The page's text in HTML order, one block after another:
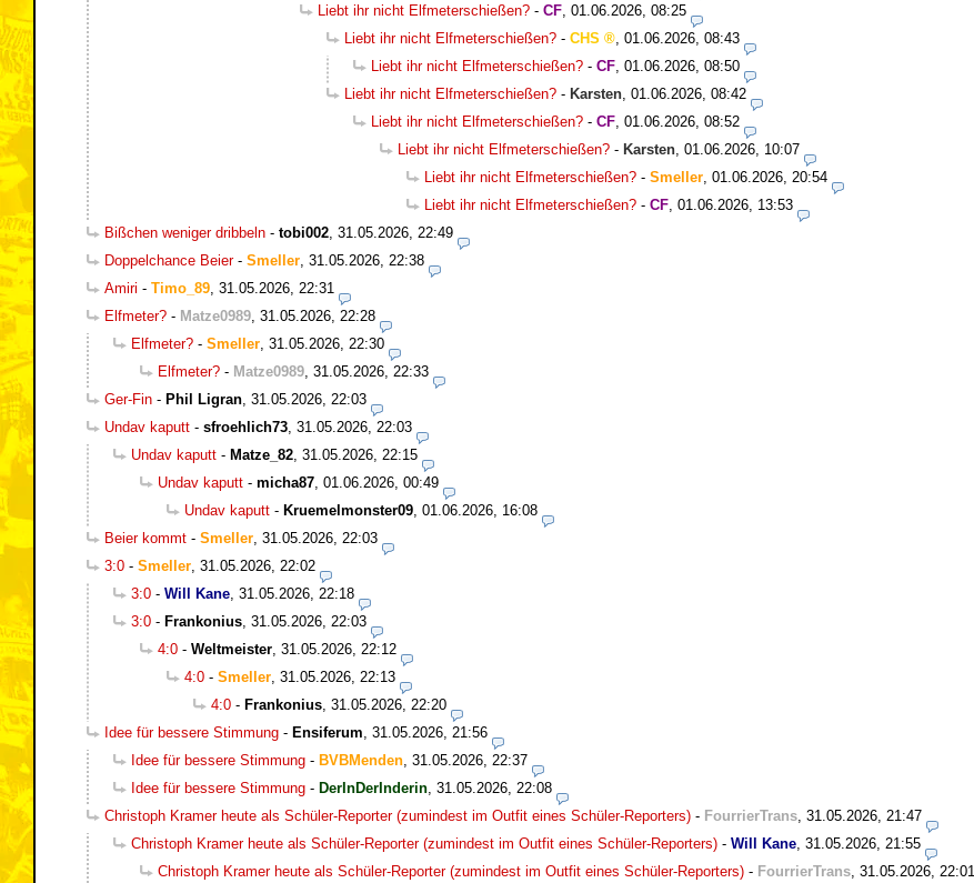
Liebt ihr nicht Elfmeterschießen? - CF 01.06.2026, 08:25
Liebt ihr nicht Elfmeterschießen? - CHS
01.06.2026, 08:43
Liebt ihr nicht Elfmeterschießen? - CF 01.06.2026, 08:50
Liebt ihr nicht Elfmeterschießen? - Karsten 01.06.2026, 08:42
Liebt ihr nicht Elfmeterschießen? - CF 01.06.2026, 08:52
Liebt ihr nicht Elfmeterschießen? - Karsten 01.06.2026, 10:07
Liebt ihr nicht Elfmeterschießen? - Smeller 01.06.2026, 20:54
Liebt ihr nicht Elfmeterschießen? - CF 01.06.2026, 13:53
Bißchen weniger dribbeln - tobi002 31.05.2026, 22:49
Doppelchance Beier- Smeller 31.05.2026, 22:38
Amiri - Timo_89 31.05.2026, 22:31
Elfmeter? - Matze0989 31.05.2026, 22:28
Elfmeter? - Smeller 31.05.2026, 22:30
Elfmeter? - Matze0989 31.05.2026, 22:33
Ger-Fin - Phil Ligran 31.05.2026, 22:03
Undav kaputt - sfroehlich73 31.05.2026, 22:03
Undav kaputt - Matze_82 31.05.2026, 22:15
Undav kaputt - micha87 01.06.2026, 00:49
Undav kaputt - Kruemelmonster09 01.06.2026, 16:08
Beier kommt - Smeller 31.05.2026, 22:03
3:0 - Smeller 31.05.2026, 22:02
3:0 - Will Kane 31.05.2026, 22:18
3:0 - Frankonius 31.05.2026, 22:03
4:0 - Weltmeister 31.05.2026, 22:12
4:0 - Smeller 31.05.2026, 22:13
4:0 - Frankonius 31.05.2026, 22:20
Idee für bessere Stimmung - Ensiferum 31.05.2026, 21:56
Idee für bessere Stimmung - BVBMenden 31.05.2026, 22:37
Idee für bessere Stimmung - DerInDerInderin 31.05.2026, 22:08
Christoph Kramer heute als Schüler-Reporter (zumindest im Outfit eines Schüler-Reporters) - FourrierTrans 31.05.2026, 21:47
Christoph Kramer heute als Schüler-Reporter (zumindest im Outfit eines Schüler-Reporters) - Will Kane 31.05.2026, 21:55
Christoph Kramer heute als Schüler-Reporter (zumindest im Outfit eines Schüler-Reporters) - FourrierTrans 31.05.2026, 22:01